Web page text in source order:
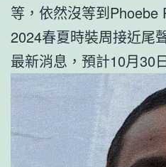
等，依然沒等到Phoebe
2024春夏時裝周接近尾
最新消息，預計10月30